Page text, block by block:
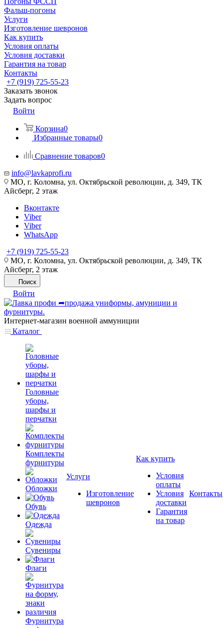
Фальш-погоны
Услуги
Изготовление шевронов
Как купить
Условия оплаты
Условия доставки
Гарантия на товар
Контакты
+7 (919) 725-55-23
Заказать звонок
Задать вопрос
Войти
Корзина0
Избранные товары0
Сравнение товаров0
info@lavkaprofi.ru
МО, г. Коломна, ул. Октябрьской революции, д. 349, ТК
Айсберг, 2 этаж
Вконтакте
Viber
Viber
WhatsApp
+7 (919) 725-55-23
МО, г. Коломна, ул. Октябрьской революции, д. 349, ТК
Айсберг, 2 этаж
Поиск
Войти
Интернет-магазин военной аммуниции
Каталог
Головные
уборы,
шарфы и
перчатки
Комплекты
фурнитуры
Обложки
Обувь
Одежда
Сувениры
Флаги
Фурнитура
Услуги
Изготовление
шевронов
Как купить
Условия
оплаты
Условия
доставки
Гарантия
на товар
Контакты